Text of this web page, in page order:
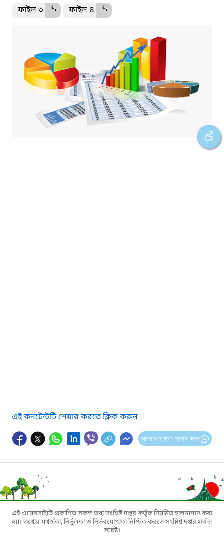
ফাইল ৩ ফাইল ৪
এই কনটেন্টটি শেয়ার করতে ক্লিক করুন
আপনার মতামত প্রদান করুন
এই ওয়েবসাইটে প্রকাশিত সকল তথ্য সংশ্লিষ্ট দপ্তর কর্তৃক নিয়মিত হালনাগাদ করা
হয়। তথ্যের যথার্থতা, নির্ভুলতা ও নির্ভরযোগ্যতা নিশ্চিত করতে সংশ্লিষ্ট দপ্তর সর্বদা
সচেষ্ট।